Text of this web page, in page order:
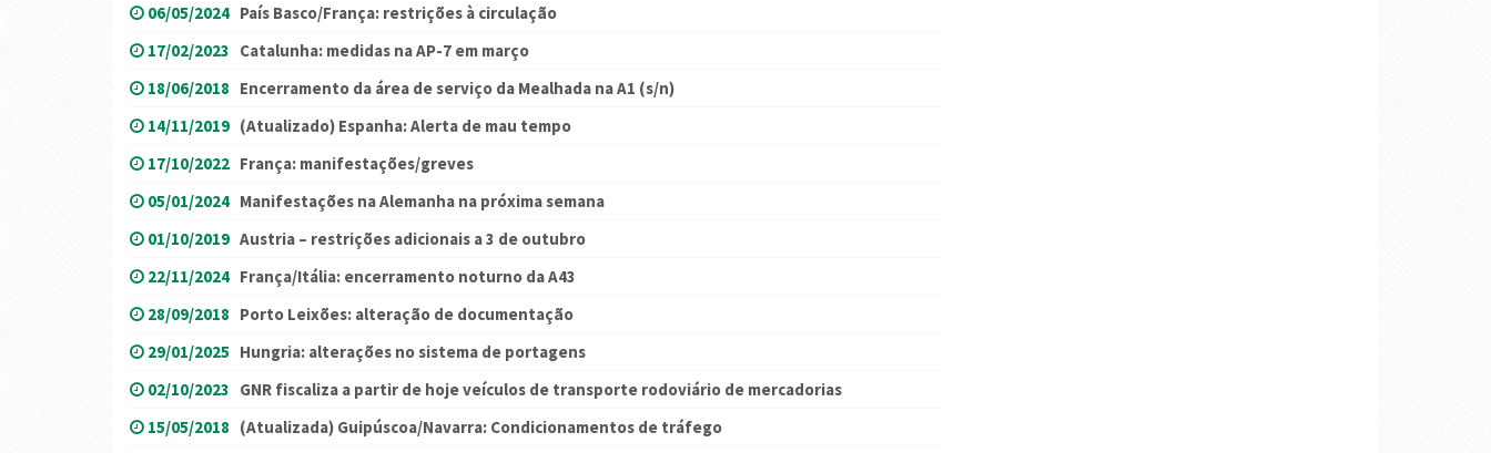
06/05/2024 País Basco/França: restrições à circulação
17/02/2023 Catalunha: medidas na AP-7 em março
18/06/2018 Encerramento da área de serviço da Mealhada na A1 (s/n)
14/11/2019 (Atualizado) Espanha: Alerta de mau tempo
17/10/2022 França: manifestações/greves
05/01/2024 Manifestações na Alemanha na próxima semana
01/10/2019 Austria – restrições adicionais a 3 de outubro
22/11/2024 França/Itália: encerramento noturno da A43
28/09/2018 Porto Leixões: alteração de documentação
29/01/2025 Hungria: alterações no sistema de portagens
02/10/2023 GNR fiscaliza a partir de hoje veículos de transporte rodoviário de mercadorias
15/05/2018 (Atualizada) Guipúscoa/Navarra: Condicionamentos de tráfego